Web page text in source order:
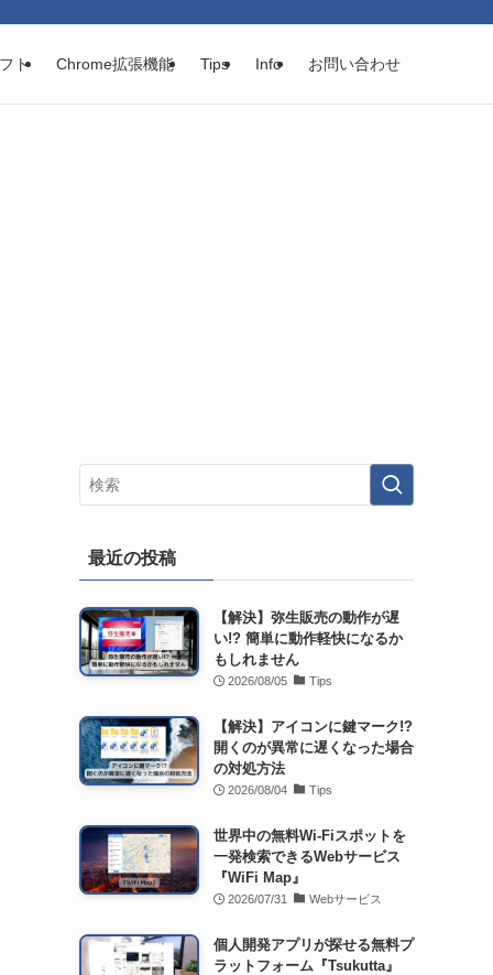
ト Chrome拡張機能 Tips Info お問い合わせ
最近の投稿
【解決】弥生販売の動作が遅
い!? 簡単に動作軽快になるか
もしれません
2026/08/05 Tips
【解決】アイコンに鍵マーク!?
開くのが異常に遅くなった場合
の対処方法
2026/08/04 Tips
世界中の無料Wi-Fiスポットを
一発検索できるWebサービス
『WiFi Map』
2026/07/31 Webサービス
個人開発アプリが探せる無料プ
ラットフォーム『Tsukutta』